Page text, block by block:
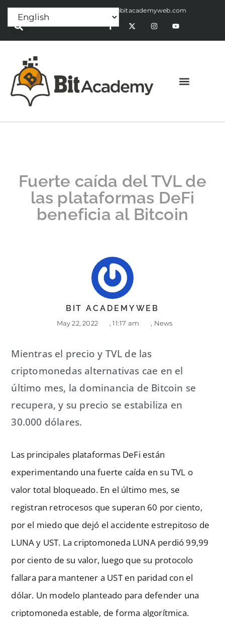
Press Release:alex@bitacademyweb.com
Fuerte caída del TVL de
las plataformas DeFi
beneficia al Bitcoin
BIT ACADEMYWEB
May 22, 2022 11:17 am News
Mientras el precio y TVL de las
criptomonedas alternativas cae en el
último mes, la dominancia de Bitcoin se
recupera, y su precio se estabiliza en
30.000 dólares.
Las principales plataformas DeFi están
experimentando una fuerte caída en su TVL o
valor total bloqueado. En el último mes, se
registran retrocesos que superan 60 por ciento,
por el miedo que dejó el accidente estrepitoso de
LUNA y UST. La criptomoneda LUNA perdió 99,99
por ciento de su valor, luego que su protocolo
fallara para mantener a UST en paridad con el
dólar. Un modelo planteado para defender una
criptomoneda estable, de forma algorítmica.